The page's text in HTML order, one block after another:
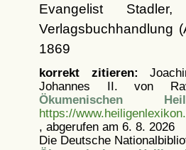
Evangelist
Verlagsbuchhandlung
1869
korrekt zitieren:
Johannes II. von
Ökumenischen
https://
, abgerufen am 6. 8. 2026
Die Deutsche